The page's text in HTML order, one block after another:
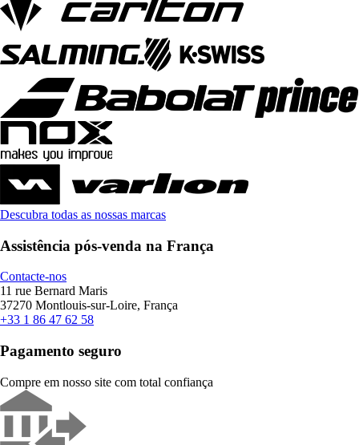
Descubra todas as nossas marcas
Assistência pós-venda na França
Contacte-nos
11 rue Bernard Maris
37270 Montlouis-sur-Loire, França
+33 1 86 47 62 58
Pagamento seguro
Compre em nosso site com total confiança